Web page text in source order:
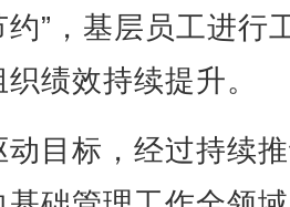
”，基层员工进行
绩效持续提升。
目标，经过持续